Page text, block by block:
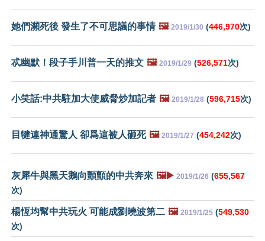
她們瀕死後 發生了不可思議的事情 🖼️ 2019/1/30 (446,970次)
忒幽默！段子手川普一天的推文 🖼️ 2019/1/29 (526,571次)
小笑話:中共駐加大使威脅炒加記者 🖼️ 2019/1/28 (596,715次)
目犍連神通驚人 卻爲這被人砸死 🖼️ 2019/1/27 (454,242次)
灰犀牛與黑天鵝向顫顫的中共奔來 🖼️▶️ 2019/1/26 (655,567
次)
楊恆均幫中共玩火 可能成劉曉波第二 🖼️ 2019/1/25 (549,530
次)